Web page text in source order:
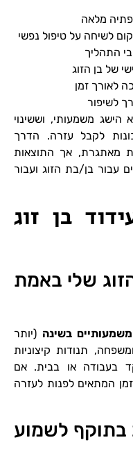
מלאה
לשיחה על טיפול נפשי
התהליך
של בן הזוג
לאורך זמן
לשיפור
הישג משמעותי, וששינוי
לקבל עזרה. הדרך
מאתגרת, אך התוצאות
עבור בן/בת הזוג ועבור
בן זוג
שלי באמת
משמעותיים בשינה (יותר
תנודות קיצוניות
בעבודה או בבית. אם
המתאים לפנות לעזרה
בתוקף לשמוע